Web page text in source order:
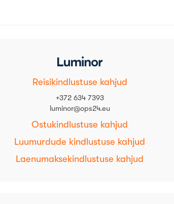
Reisikindlustuse kahjud
+372 634 7393
luminor@ops24.eu
Ostukindlustuse kahjud
Luumurdude kindlustuse kahjud
Laenumaksekindlustuse kahjud